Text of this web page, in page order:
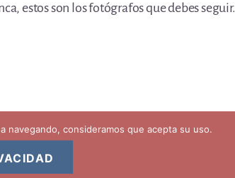
estos son los fotógrafos que debes seguir.
navegando, consideramos que acepta su uso.